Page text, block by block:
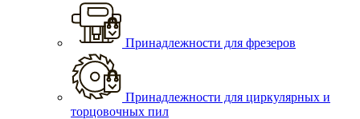
Принадлежности для фрезеров
Принадлежности для циркулярных и
торцовочных пил